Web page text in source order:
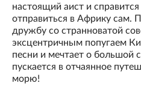
настоящий аист и
отправиться в Африку сам.
дружбу со странноватой
эксцентричным попугаем
песни и мечтает о большой
пускается в отчаянное
морю!